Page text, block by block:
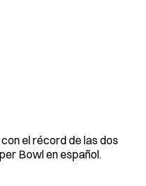
el récord de las dos
Bowl en español.